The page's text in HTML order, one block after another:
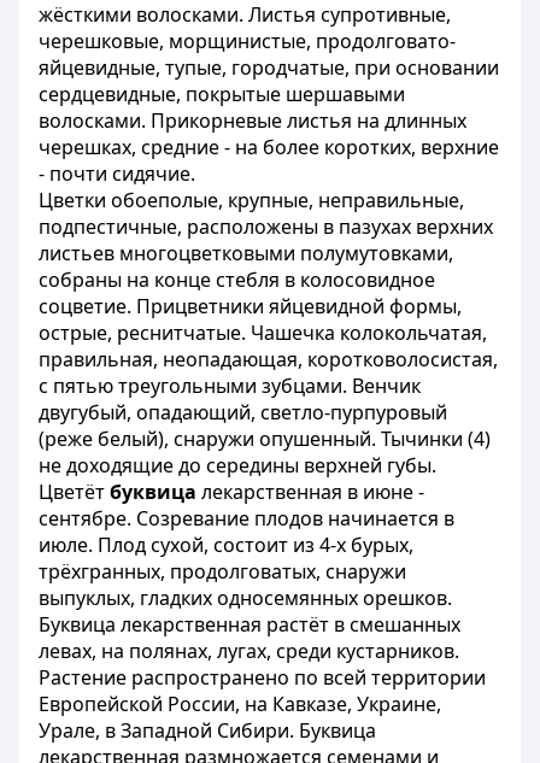
жёсткими волосками. Листья супротивные,
черешковые, морщинистые, продолговато-
яйцевидные, тупые, городчатые, при основании
сердцевидные, покрытые шершавыми
волосками. Прикорневые листья на длинных
черешках, средние - на более коротких, верхние
- почти сидячие.
Цветки обоеполые, крупные, неправильные,
подпестичные, расположены в пазухах верхних
листьев многоцветковыми полумутовками,
собраны на конце стебля в колосовидное
соцветие. Прицветники яйцевидной формы,
острые, реснитчатые. Чашечка колокольчатая,
правильная, неопадающая, коротковолосистая,
с пятью треугольными зубцами. Венчик
двугубый, опадающий, светло-пурпуровый
(реже белый), снаружи опушенный. Тычинки (4)
не доходящие до середины верхней губы.
Цветётбуквица лекарственная в июне -
сентябре. Созревание плодов начинается в
июле. Плод сухой, состоит из 4-х бурых,
трёхгранных, продолговатых, снаружи
выпуклых, гладких односемянных орешков.
Буквица лекарственная растёт в смешанных
левах, на полянах, лугах, среди кустарников.
Растение распространено по всей территории
Европейской России, на Кавказе, Украине,
Урале, в Западной Сибири. Буквица
лекарственная размножается семенами и